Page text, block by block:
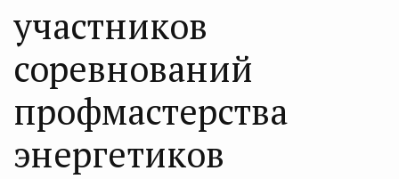
участников
соревнований
профмастерства
энергетиков